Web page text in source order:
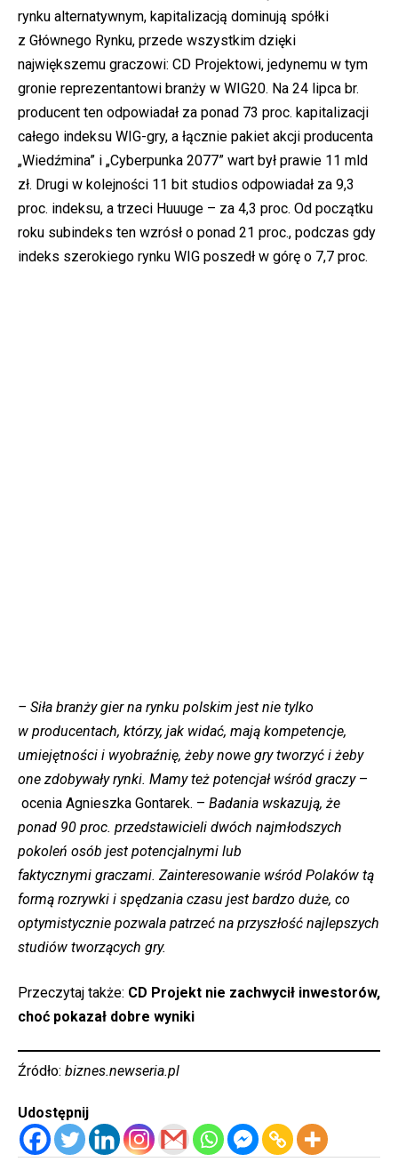
rynku alternatywnym, kapitalizacją dominują spółki
z Głównego Rynku, przede wszystkim dzięki
największemu graczowi: CD Projektowi, jedynemu w tym
gronie reprezentantowi branży w WIG20. Na 24 lipca br.
producent ten odpowiadał za ponad 73 proc. kapitalizacji
całego indeksu WIG-gry, a łącznie pakiet akcji producenta
„Wiedźmina” i „Cyberpunka 2077” wart był prawie 11 mld
zł. Drugi w kolejności 11 bit studios odpowiadał za 9,3
proc. indeksu, a trzeci Huuuge – za 4,3 proc. Od początku
roku subindeks ten wzrósł o ponad 21 proc., podczas gdy
indeks szerokiego rynku WIG poszedł w górę o 7,7 proc.
– Siła branży gier na rynku polskim jest nie tylko
w producentach, którzy, jak widać, mają kompetencje,
umiejętności i wyobraźnię, żeby nowe gry tworzyć i żeby
one zdobywały rynki. Mamy też potencjał wśród graczy –
ocenia Agnieszka Gontarek. – Badania wskazują, że
ponad 90 proc. przedstawicieli dwóch najmłodszych
pokoleń osób jest potencjalnymi lub
faktycznymi graczami. Zainteresowanie wśród Polaków tą
formą rozrywki i spędzania czasu jest bardzo duże, co
optymistycznie pozwala patrzeć na przyszłość najlepszych
studiów tworzących gry.
Przeczytaj także: CD Projekt nie zachwycił inwestorów,
choć pokazał dobre wyniki
Źródło: biznes.newseria.pl
Udostępnij